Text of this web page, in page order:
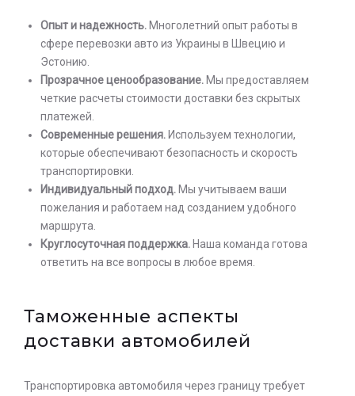
Опыт и надежность. Многолетний опыт работы в
сфере перевозки авто из Украины в Швецию и
Эстонию.
Прозрачное ценообразование. Мы предоставляем
четкие расчеты стоимости доставки без скрытых
платежей.
Современные решения. Используем технологии,
которые обеспечивают безопасность и скорость
транспортировки.
Индивидуальный подход. Мы учитываем ваши
пожелания и работаем над созданием удобного
маршрута.
Круглосуточная поддержка. Наша команда готова
ответить на все вопросы в любое время.
Таможенные аспекты
доставки автомобилей
Транспортировка автомобиля через границу требует